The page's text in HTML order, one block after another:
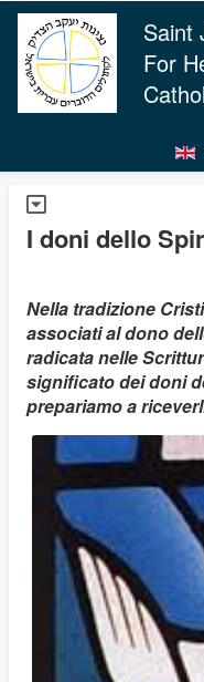
Saint
For
I doni dello
Nella tradizione
associati al dono
radicata nelle
significato dei doni
prepariamo a